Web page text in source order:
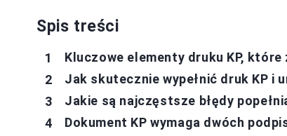
Spis treści
Kluczowe elementy druku KP,
Jak skutecznie wypełnić druk KP i
Jakie są najczęstsze błędy
Dokument KP wymaga dwóch